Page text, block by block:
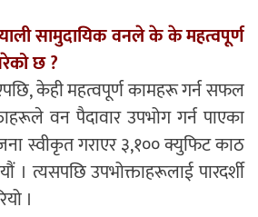
सामुदायिक वनले के के महत्वपूर्ण
छ ?
केही महत्वपूर्ण कामहरू गर्न सफल
वन पैदावार उपभोग गर्न पाएका
स्वीकृत गराएर ३,१०० क्युफिट काठ
। त्यसपछि उपभोक्ताहरूलाई पारदर्शी
।